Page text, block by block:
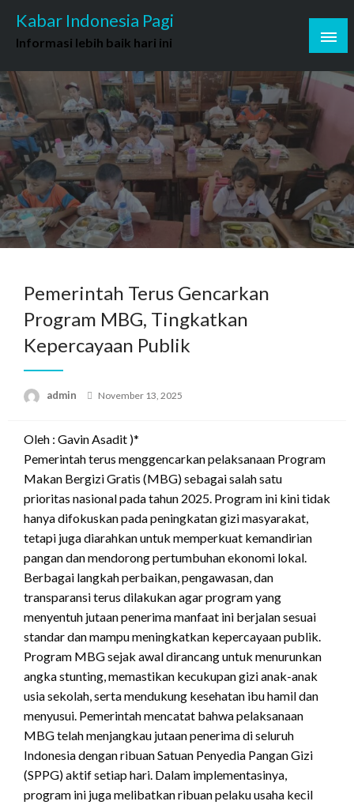
content
Kabar Indonesia Pagi
Informasi lebih baik hari ini
Pemerintah Terus Gencarkan
Program MBG, Tingkatkan
Kepercayaan Publik
admin
Posted
November 13, 2025
Oleh : Gavin Asadit )*
Pemerintah terus menggencarkan pelaksanaan Program
Makan Bergizi Gratis (MBG) sebagai salah satu
prioritas nasional pada tahun 2025. Program ini kini tidak
hanya difokuskan pada peningkatan gizi masyarakat,
tetapi juga diarahkan untuk memperkuat kemandirian
pangan dan mendorong pertumbuhan ekonomi lokal.
Berbagai langkah perbaikan, pengawasan, dan
transparansi terus dilakukan agar program yang
menyentuh jutaan penerima manfaat ini berjalan sesuai
standar dan mampu meningkatkan kepercayaan publik.
Program MBG sejak awal dirancang untuk menurunkan
angka stunting, memastikan kecukupan gizi anak-anak
usia sekolah, serta mendukung kesehatan ibu hamil dan
menyusui. Pemerintah mencatat bahwa pelaksanaan
MBG telah menjangkau jutaan penerima di seluruh
Indonesia dengan ribuan Satuan Penyedia Pangan Gizi
(SPPG) aktif setiap hari. Dalam implementasinya,
program ini juga melibatkan ribuan pelaku usaha kecil